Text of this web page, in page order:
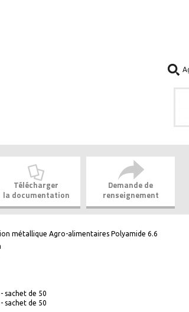
Télécharger
la documentation
Demande de
renseignement
métallique Agro-alimentaires Polyamide 6.6
sachet de 50
sachet de 50